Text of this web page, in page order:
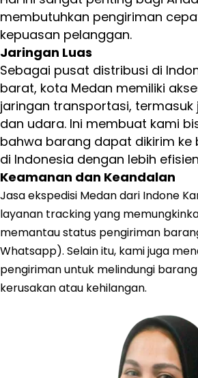
membutuhkan pengiriman
kepuasan pelanggan.
Jaringan Luas
Sebagai pusat distribusi di
barat, kota Medan memiliki
jaringan transportasi, termasuk
dan udara. Ini membuat kami
bahwa barang dapat dikirim ke
di Indonesia dengan lebih
Keamanan dan Keandalan
Jasa ekspedisi Medan dari Indone
layanan tracking yang
memantau status pengiriman
Whatsapp). Selain itu, kami juga
pengiriman untuk melindungi
kerusakan atau kehilangan.